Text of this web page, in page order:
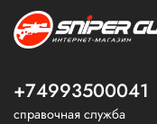
+74993500041
справочная служба